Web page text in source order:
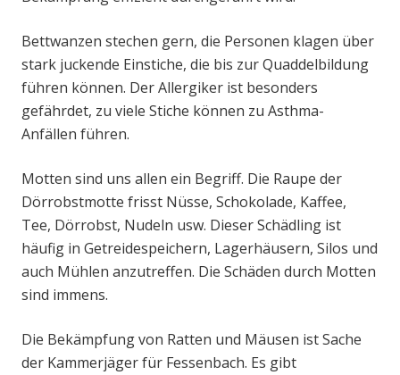
Bettwanzen stechen gern, die Personen klagen über
stark juckende Einstiche, die bis zur Quaddelbildung
führen können. Der Allergiker ist besonders
gefährdet, zu viele Stiche können zu Asthma-
Anfällen führen.
Motten sind uns allen ein Begriff. Die Raupe der
Dörrobstmotte frisst Nüsse, Schokolade, Kaffee,
Tee, Dörrobst, Nudeln usw. Dieser Schädling ist
häufig in Getreidespeichern, Lagerhäusern, Silos und
auch Mühlen anzutreffen. Die Schäden durch Motten
sind immens.
Die Bekämpfung von Ratten und Mäusen ist Sache
der Kammerjäger für Fessenbach. Es gibt